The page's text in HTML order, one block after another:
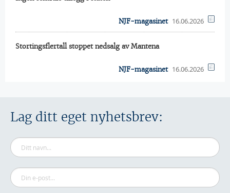
NJF-magasinet 16.06.2026
Stortingsflertall stoppet nedsalg av Mantena
NJF-magasinet 16.06.2026
Lag ditt eget nyhetsbrev: